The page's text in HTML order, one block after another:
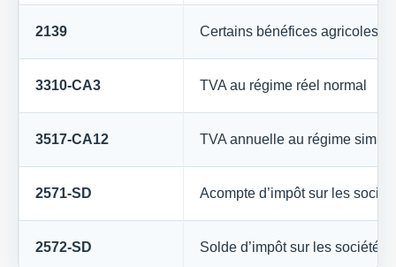
2139 Certains bénéfices agricoles
3310-CA3 TVA au régime réel normal
3517-CA12 TVA annuelle au régime
2571-SD Acompte d’impôt sur les
2572-SD Solde d’impôt sur les sociétés